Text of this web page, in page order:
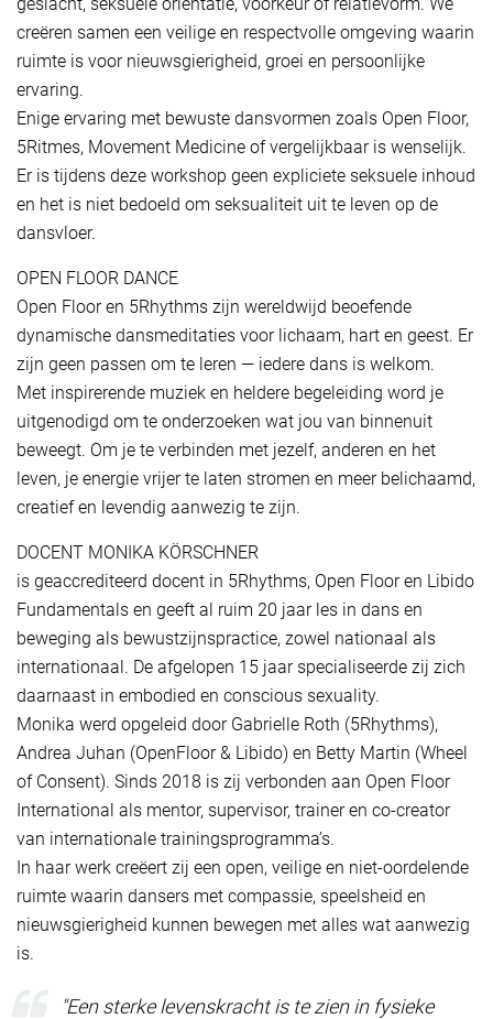
creëren samen een veilige en respectvolle omgeving waarin
ruimte is voor nieuwsgierigheid, groei en persoonlijke
ervaring.
Enige ervaring met bewuste dansvormen zoals Open Floor,
5Ritmes, Movement Medicine of vergelijkbaar is wenselijk.
Er is tijdens deze workshop geen expliciete seksuele inhoud
en het is niet bedoeld om seksualiteit uit te leven op de
dansvloer.
OPEN FLOOR DANCE
Open Floor en 5Rhythms zijn wereldwijd beoefende
dynamische dansmeditaties voor lichaam, hart en geest. Er
zijn geen passen om te leren — iedere dans is welkom.
Met inspirerende muziek en heldere begeleiding word je
uitgenodigd om te onderzoeken wat jou van binnenuit
beweegt. Om je te verbinden met jezelf, anderen en het
leven, je energie vrijer te laten stromen en meer belichaamd,
creatief en levendig aanwezig te zijn.
DOCENT MONIKA KÖRSCHNER
is geaccrediteerd docent in 5Rhythms, Open Floor en Libido
Fundamentals en geeft al ruim 20 jaar les in dans en
beweging als bewustzijnspractice, zowel nationaal als
internationaal. De afgelopen 15 jaar specialiseerde zij zich
daarnaast in embodied en conscious sexuality.
Monika werd opgeleid door Gabrielle Roth (5Rhythms),
Andrea Juhan (OpenFloor & Libido) en Betty Martin (Wheel
of Consent). Sinds 2018 is zij verbonden aan Open Floor
International als mentor, supervisor, trainer en co-creator
van internationale trainingsprogramma’s.
In haar werk creëert zij een open, veilige en niet-oordelende
ruimte waarin dansers met compassie, speelsheid en
nieuwsgierigheid kunnen bewegen met alles wat aanwezig
is.
"Een sterke levenskracht is te zien in fysieke